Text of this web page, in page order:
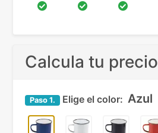
Calcula tu precio
Paso 1. Elige el color: Azul